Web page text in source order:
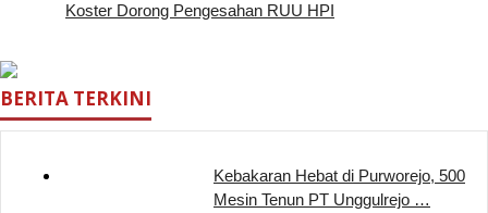
Koster Dorong Pengesahan RUU HPI
BERITA TERKINI
Kebakaran Hebat di Purworejo, 500
Mesin Tenun PT Unggulrejo …